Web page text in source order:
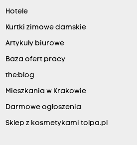
Hotele
Kurtki zimowe damskie
Artykuły biurowe
Baza ofert pracy
the:blog
Mieszkania w Krakowie
Darmowe ogłoszenia
Sklep z kosmetykami tolpa.pl